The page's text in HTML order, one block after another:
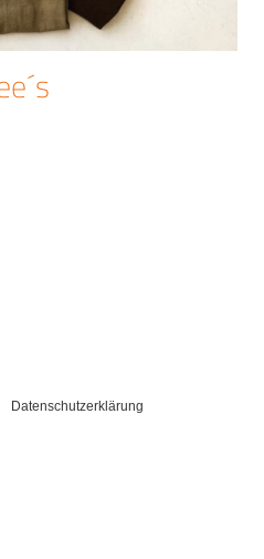
Datenschutzerklärung